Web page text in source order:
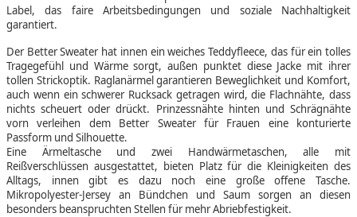
Label, das faire Arbeitsbedingungen und soziale Nachhaltigkeit
garantiert.
Der Better Sweater hat innen ein weiches Teddyfleece, das für ein tolles
Tragegefühl und Wärme sorgt, außen punktet diese Jacke mit ihrer
tollen Strickoptik. Raglanärmel garantieren Beweglichkeit und Komfort,
auch wenn ein schwerer Rucksack getragen wird, die Flachnähte, dass
nichts scheuert oder drückt. Prinzessnähte hinten und Schrägnähte
vorn verleihen dem Better Sweater für Frauen eine konturierte
Passform und Silhouette.
Eine Ärmeltasche und zwei Handwärmetaschen, alle mit
Reißverschlüssen ausgestattet, bieten Platz für die Kleinigkeiten des
Alltags, innen gibt es dazu noch eine große offene Tasche.
Mikropolyester-Jersey an Bündchen und Saum sorgen an diesen
besonders beanspruchten Stellen für mehr Abriebfestigkeit.